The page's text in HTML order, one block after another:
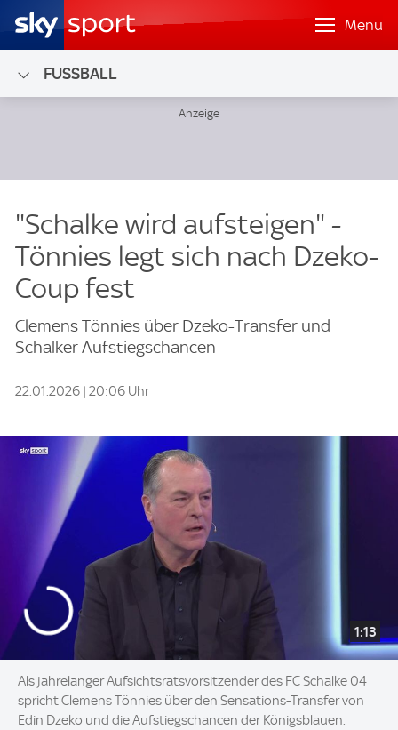
Menü
FUSSBALL
"Schalke wird aufsteigen" -
Tönnies legt sich nach Dzeko-
Coup fest
Clemens Tönnies über Dzeko-Transfer und
Schalker Aufstiegschancen
22.01.2026 | 20:06 Uhr
1:13
Als jahrelanger Aufsichtsratsvorsitzender des FC Schalke 04
spricht Clemens Tönnies über den Sensations-Transfer von
Edin Dzeko und die Aufstiegschancen der Königsblauen.